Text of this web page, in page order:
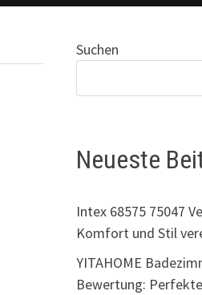
Suchen
Neueste
Intex 68575 75047
Komfort und Stil
YITAHOME
Bewertung: